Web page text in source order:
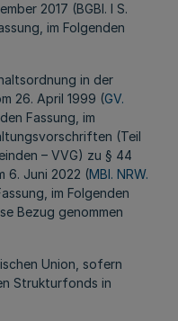
2017 (BGBl. I S.
im Folgenden
in der
26. April 1999 (GV.
Fassung, im
(Teil
– VVG) zu § 44
6. Juni 2022 (MBl. NRW.
im Folgenden
Bezug genommen
Union, sofern
Strukturfonds in